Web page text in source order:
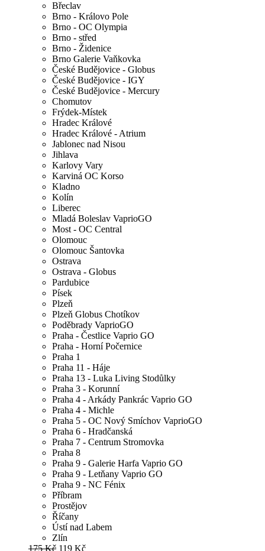
Břeclav
Brno - Královo Pole
Brno - OC Olympia
Brno - střed
Brno - Židenice
Brno Galerie Vaňkovka
České Budějovice - Globus
České Budějovice - IGY
České Budějovice - Mercury
Chomutov
Frýdek-Místek
Hradec Králové
Hradec Králové - Atrium
Jablonec nad Nisou
Jihlava
Karlovy Vary
Karviná OC Korso
Kladno
Kolín
Liberec
Mladá Boleslav VaprioGO
Most - OC Central
Olomouc
Olomouc Šantovka
Ostrava
Ostrava - Globus
Pardubice
Písek
Plzeň
Plzeň Globus Chotíkov
Poděbrady VaprioGO
Praha - Čestlice Vaprio GO
Praha - Horní Počernice
Praha 1
Praha 11 - Háje
Praha 13 - Luka Living Stodůlky
Praha 3 - Korunní
Praha 4 - Arkády Pankrác Vaprio GO
Praha 4 - Michle
Praha 5 - OC Nový Smíchov VaprioGO
Praha 6 - Hradčanská
Praha 7 - Centrum Stromovka
Praha 8
Praha 9 - Galerie Harfa Vaprio GO
Praha 9 - Letňany Vaprio GO
Praha 9 - NC Fénix
Příbram
Prostějov
Říčany
Ústí nad Labem
Zlín
175 Kč 119 Kč